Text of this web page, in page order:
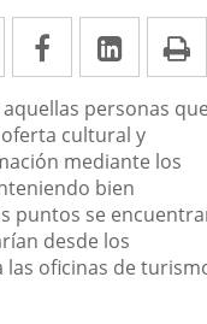
Twitter
Enlace Facebook
Enlace
a
una
aplicación
externa.
Enlace
a
una
personas
cultural y
mediante los
bien
puntos se
desde los
oficinas de